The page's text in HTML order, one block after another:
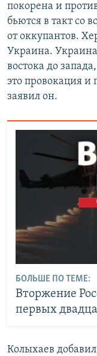
покорена и
бьются в такт со
от оккупантов.
Украина.
востока до
это провокация и
заявил он.
БОЛЬШЕ ПО ТЕМЕ:
Вторжение
первых
Колыхаев